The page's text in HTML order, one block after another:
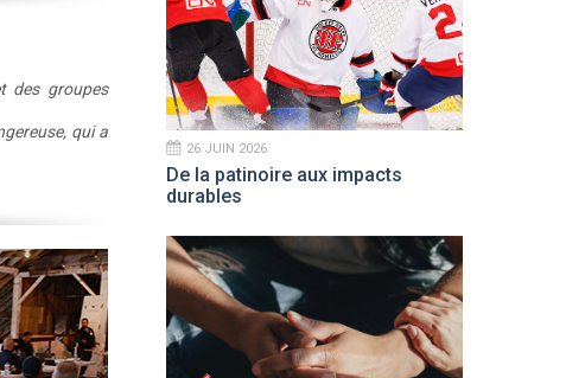
des groupes
qui a
26 JUIN 2026
De la patinoire aux impacts
durables